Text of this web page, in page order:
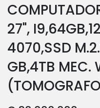
27",
4070,SSD
GB,4TB MEC.